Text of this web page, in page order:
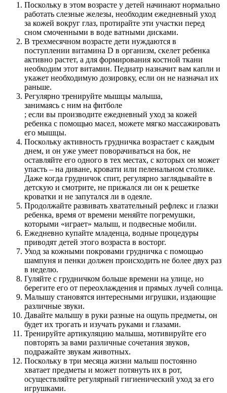
Поскольку в этом возрасте у детей начинают нормально
работать слезные железы, необходим ежедневный уход
за кожей вокруг глаз, протирайте эти участки перед
сном смоченными в воде ватными дисками.
В трехмесячном возрасте дети нуждаются в
поступлении витамина D в организм, скелет ребенка
активно растет, а для формирования костной ткани
необходим этот витамин. Педиатр назначит вам капли и
укажет необходимую дозировку, если он не назначал их
раньше.
Регулярно тренируйте мышцы малыша,
занимаясь с ним на фитболе
; если вы производите ежедневный уход за кожей
ребенка с помощью масел, можете мягко массажировать
его мышцы.
Поскольку активность грудничка возрастает с каждым
днем, и он уже умеет поворачиваться на бок, не
оставляйте его одного в тех местах, с которых он может
упасть – на диване, кровати или пеленальном столике.
Даже когда грудничок спит, регулярно заглядывайте в
детскую и смотрите, не прижался ли он к решетке
кроватки и не запутался ли в одеяле.
Продолжайте развивать хватательный рефлекс и глазки
ребенка, время от времени меняйте погремушки,
которыми «играет» малыш, и подвесные мобили.
Ежедневно купайте младенца, водные процедуры
приводят детей этого возраста в восторг.
Уход за кожными покровами грудничка с помощью
шампуня и пенки должен происходить не более двух раз
в неделю.
Гуляйте с грудничком больше времени на улице, но
берегите его от переохлаждения и прямых лучей солнца.
Малышу становятся интересными игрушки, издающие
различные звуки.
Давайте малышу в руки разные на ощупь предметы, он
будет их трогать и изучать руками и глазами.
Тренируйте артикуляцию малыша, мотивируйте его
повторять за вами различные сочетания звуков,
подражайте звукам животных.
Поскольку в три месяца жизни малыш постоянно
хватает предметы и может потянуть их в рот,
осуществляйте регулярный гигиенический уход за его
игрушками.